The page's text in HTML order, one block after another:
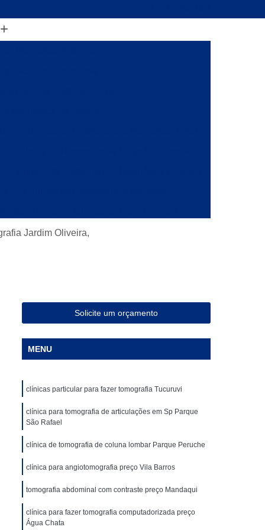
Clínica de Ressonância Magnética
de Abdômen
Especialista em Ressonância Magnética
Clínica para Angiotomografia
Clínica para Realizar Tomografia
Total com Contraste
Clínica para Tomografia de Articulações
Clínica Particular para Fazer Tomografia
Clínica de Exames de Imagem
para Exame de Tomografia do Tórax
Tomografia Abdominal
Jardim Oliveira,
Solicite um orçamento
MENU
clínicas particular para fazer tomografia Tucuruvi
clínica para tomografia de articulações em Sp Parque
São Rafael
clínica de tomografia de coluna lombar Parque Peruche
clínica para angiotomografia preço Vila Barros
tomografia abdominal com contraste preço Mandaqui
clínica para fazer tomografia computadorizada preço
Água Chata